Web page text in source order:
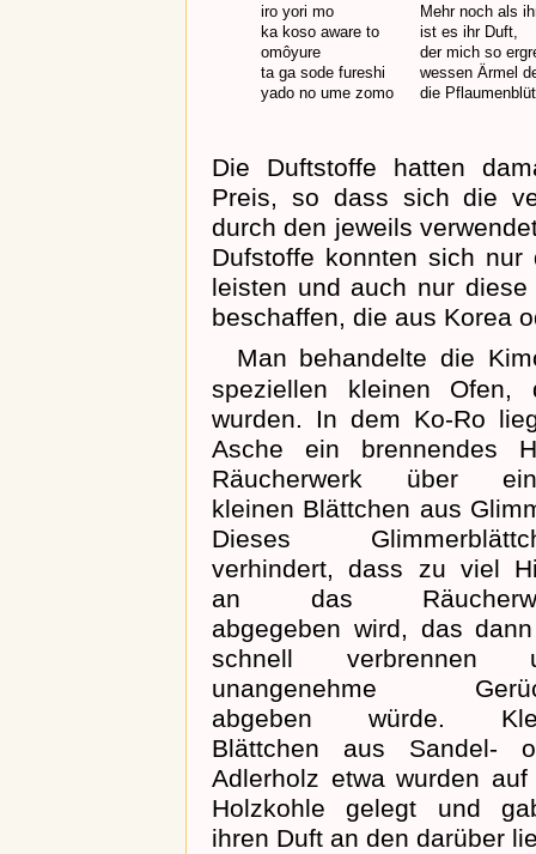
iro yori mo
ka koso aware to
omôyure
ta ga sode fureshi
yado no ume zomo
Mehr noch als
ist es ihr Duft,
der mich so
wessen Ärmel
die
Die Duftstoffe hatten
Preis, so dass sich die
durch den jeweils
Dufstoffe konnten sich nur
leisten und auch nur
beschaffen, die aus Korea
Man behandelte die
speziellen kleinen Ofen,
wurden. In dem Ko-Ro
Asche ein brennendes
Räucherwerk über
kleinen Blättchen aus
Dieses
verhindert, dass zu viel
an das
abgegeben wird, das
schnell verbrennen
unangenehme
abgeben würde.
Blättchen aus Sandel-
Adlerholz etwa wurden auf
Holzkohle gelegt und
ihren Duft an den darüber